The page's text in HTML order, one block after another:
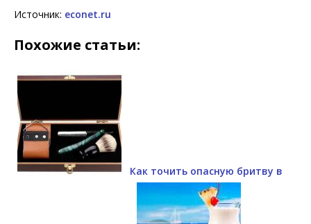
Источник: econet.ru
Похожие статьи:
Как точить опасную бритву в